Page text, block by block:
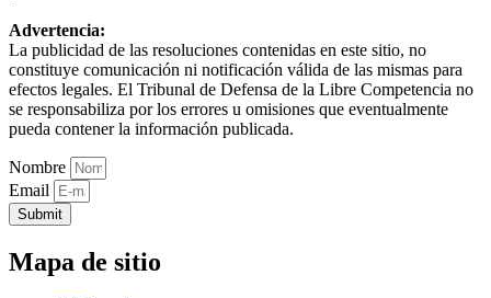
Advertencia:
La publicidad de las resoluciones contenidas en este sitio, no
constituye comunicación ni notificación válida de las mismas para
efectos legales. El Tribunal de Defensa de la Libre Competencia no
se responsabiliza por los errores u omisiones que eventualmente
pueda contener la información publicada.
Nombre
Email
Submit
Mapa de sitio